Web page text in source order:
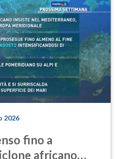
2026
fino a
africano